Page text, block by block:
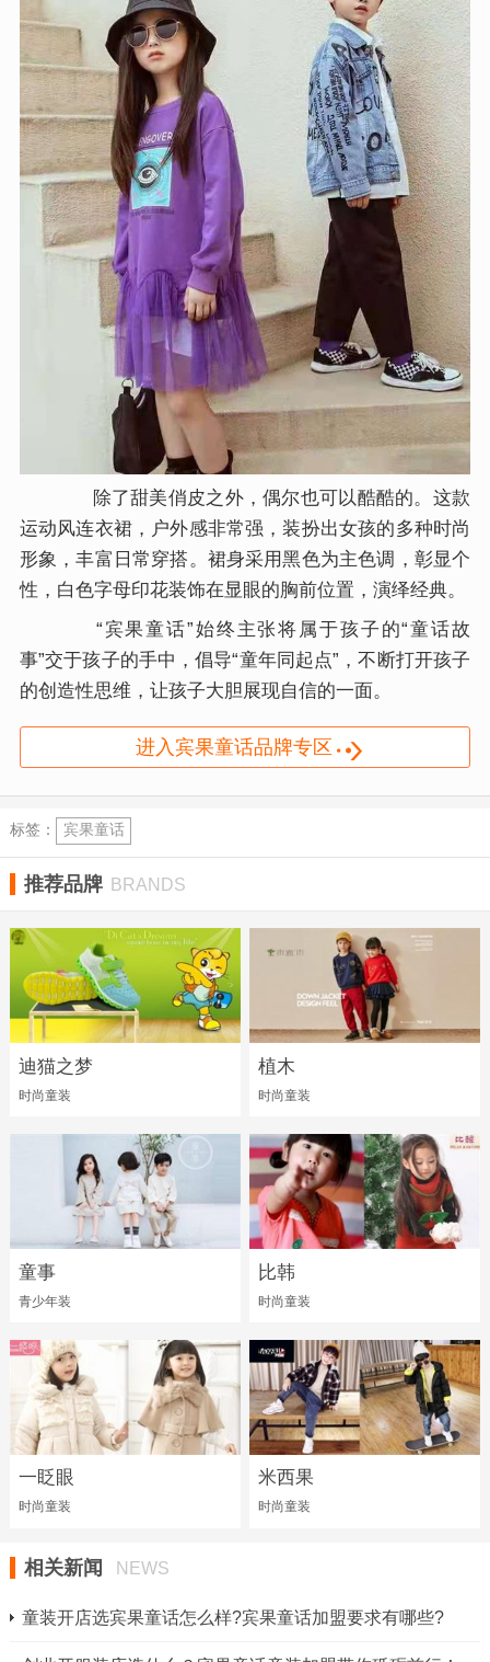
除了甜美俏皮之外，偶尔也可以酷酷的。这款
运动风连衣裙，户外感非常强，装扮出女孩的多种时尚
形象，丰富日常穿搭。裙身采用黑色为主色调，彰显个
性，白色字母印花装饰在显眼的胸前位置，演绎经典。
“宾果童话”始终主张将属于孩子的“童话故
事”交于孩子的手中，倡导“童年同起点”，不断打开孩子
的创造性思维，让孩子大胆展现自信的一面。
进入宾果童话品牌专区
标签： 宾果童话
推荐品牌 BRANDS
迪猫之梦
时尚童装
植木
时尚童装
童事
青少年装
比韩
时尚童装
一眨眼
时尚童装
米西果
时尚童装
相关新闻 NEWS
童装开店选宾果童话怎么样?宾果童话加盟要求有哪些?